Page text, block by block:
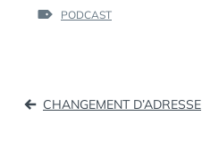
ÉTIQUETTES :
PODCAST
Navigation
CHANGEMENT D’ADRESSE